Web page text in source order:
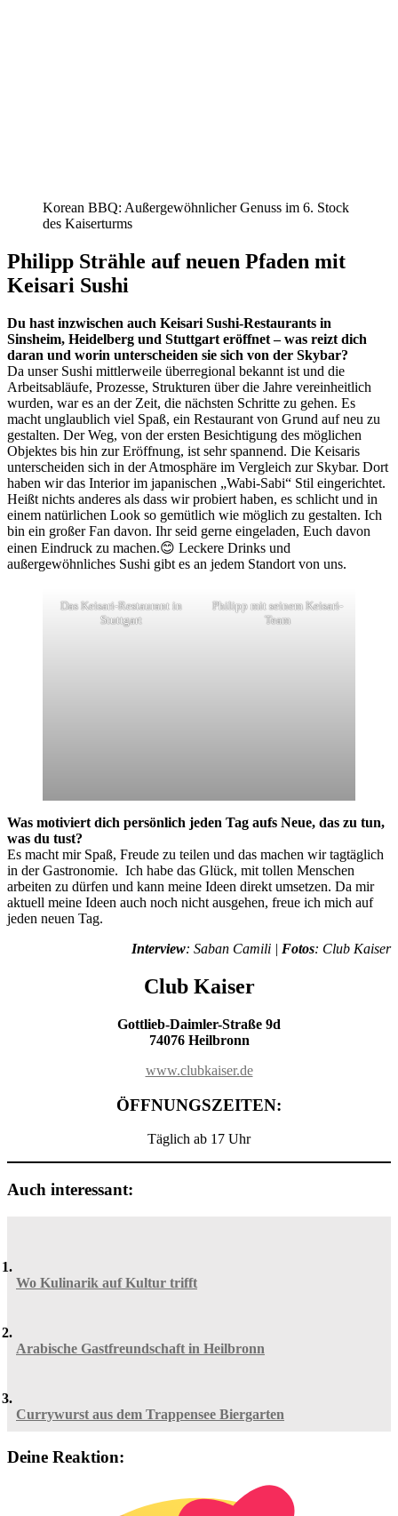
Korean BBQ: Außergewöhnlicher Genuss im 6. Stock
des Kaiserturms
Philipp Strähle auf neuen Pfaden mit
Keisari Sushi
Du hast inzwischen auch Keisari Sushi-Restaurants in
Sinsheim, Heidelberg und Stuttgart eröffnet – was reizt dich
daran und worin unterscheiden sie sich von der Skybar?
Da unser Sushi mittlerweile überregional bekannt ist und die
Arbeitsabläufe, Prozesse, Strukturen über die Jahre vereinheitlich
wurden, war es an der Zeit, die nächsten Schritte zu gehen. Es
macht unglaublich viel Spaß, ein Restaurant von Grund auf neu zu
gestalten. Der Weg, von der ersten Besichtigung des möglichen
Objektes bis hin zur Eröffnung, ist sehr spannend. Die Keisaris
unterscheiden sich in der Atmosphäre im Vergleich zur Skybar. Dort
haben wir das Interior im japanischen „Wabi-Sabi“ Stil eingerichtet.
Heißt nichts anderes als dass wir probiert haben, es schlicht und in
einem natürlichen Look so gemütlich wie möglich zu gestalten. Ich
bin ein großer Fan davon. Ihr seid gerne eingeladen, Euch davon
einen Eindruck zu machen.😊 Leckere Drinks und
außergewöhnliches Sushi gibt es an jedem Standort von uns.
Das Keisari-Restaurant in
Stuttgart
Philipp mit seinem Keisari-
Team
Was motiviert dich persönlich jeden Tag aufs Neue, das zu tun,
was du tust?
Es macht mir Spaß, Freude zu teilen und das machen wir tagtäglich
in der Gastronomie. Ich habe das Glück, mit tollen Menschen
arbeiten zu dürfen und kann meine Ideen direkt umsetzen. Da mir
aktuell meine Ideen auch noch nicht ausgehen, freue ich mich auf
jeden neuen Tag.
Interview: Saban Camili | Fotos: Club Kaiser
Club Kaiser
Gottlieb-Daimler-Straße 9d
74076 Heilbronn
www.clubkaiser.de
ÖFFNUNGSZEITEN:
Täglich ab 17 Uhr
Auch interessant:
Wo Kulinarik auf Kultur trifft
Arabische Gastfreundschaft in Heilbronn
Currywurst aus dem Trappensee Biergarten
Deine Reaktion: